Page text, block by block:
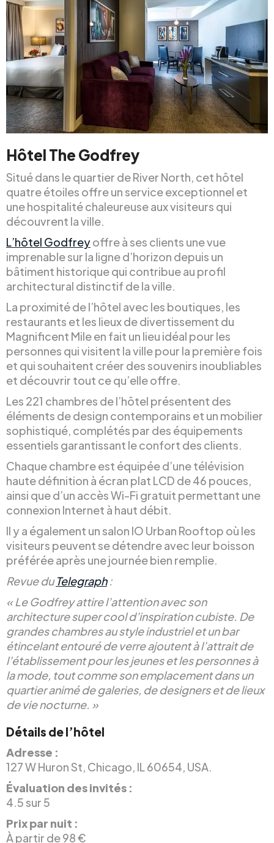
Hôtel The Godfrey
Situé dans le quartier de River North, cet hôtel
quatre étoiles offre un service exceptionnel et
une hospitalité chaleureuse aux visiteurs qui
découvrent la ville.
L’hôtel Godfreyoffre à ses clients une vue
imprenable sur la ligne d’horizon depuis un
bâtiment historique qui contribue au profil
architectural distinctif de la ville.
La proximité de l’hôtel avec les boutiques, les
restaurants et les lieux de divertissement du
Magnificent Mile en fait un lieu idéal pour les
personnes qui visitent la ville pour la première fois
et qui souhaitent créer des souvenirs inoubliables
et découvrir tout ce qu’elle offre.
Les 221 chambres de l’hôtel présentent des
éléments de design contemporains et un mobilier
sophistiqué, complétés par des équipements
essentiels garantissant le confort des clients.
Chaque chambre est équipée d’une télévision
haute définition à écran plat LCD de 46 pouces,
ainsi que d’un accès Wi-Fi gratuit permettant une
connexion Internet à haut débit.
Il y a également un salon IO Urban Rooftop où les
visiteurs peuvent se détendre avec leur boisson
préférée après une journée bien remplie.
Revue duTelegraph :
« Le Godfrey attire l’attention avec son
architecture super cool d’inspiration cubiste. De
grandes chambres au style industriel et un bar
étincelant entouré de verre ajoutent à l’attrait de
l’établissement pour les jeunes et les personnes à
la mode, tout comme son emplacement dans un
quartier animé de galeries, de designers et de lieux
de vie nocturne. »
Détails de l’hôtel
Adresse :
127 W Huron St, Chicago, IL 60654, USA.
Évaluation des invités :
4.5 sur 5
Prix par nuit :
À partir de 98 €